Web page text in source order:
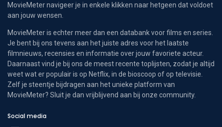
MovieMeter navigeer je in enkele klikken naar hetgeen dat voldoet
aan jouw wensen.
MovieMeter is echter meer dan een databank voor films en series.
Je bent bij ons tevens aan het juiste adres voor het laatste
filmnieuws, recensies en informatie over jouw favoriete acteur.
Daarnaast vind je bij ons de meest recente toplijsten, zodat je altijd
weet wat er populair is op Netflix, in de bioscoop of op televisie.
Zelf je steentje bijdragen aan het unieke platform van
MovieMeter? Sluit je dan vrijblijvend aan bij onze community.
Social media